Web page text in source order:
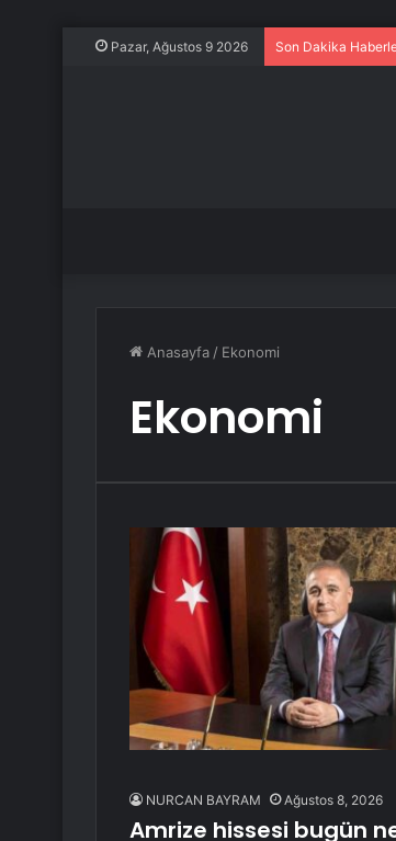
Pazar, Ağustos 9 2026 Son Dakika
Anasayfa / Ekonomi
Ekonomi
NURCAN BAYRAM Ağustos 8, 2026
Amrize hissesi bugün